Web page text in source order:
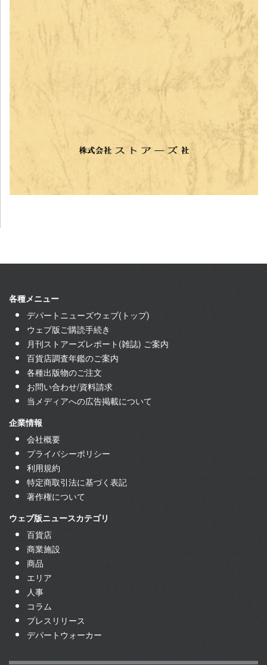
各種メニュー
デパートニューズウェブ(トップ)
ウェブ版ご購読手続き
月刊ストアーズレポート(雑誌) ご案内
百貨店調査年鑑のご案内
各種出版物のご注文
お問い合わせ/資料請求
当メディアへの広告掲載について
企業情報
会社概要
プライバシーポリシー
利用規約
特定商取引法に基づく表記
著作権について
ウェブ版ニュースカテゴリ
百貨店
商業施設
商品
エリア
人事
コラム
プレスリリース
デパートウォーカー